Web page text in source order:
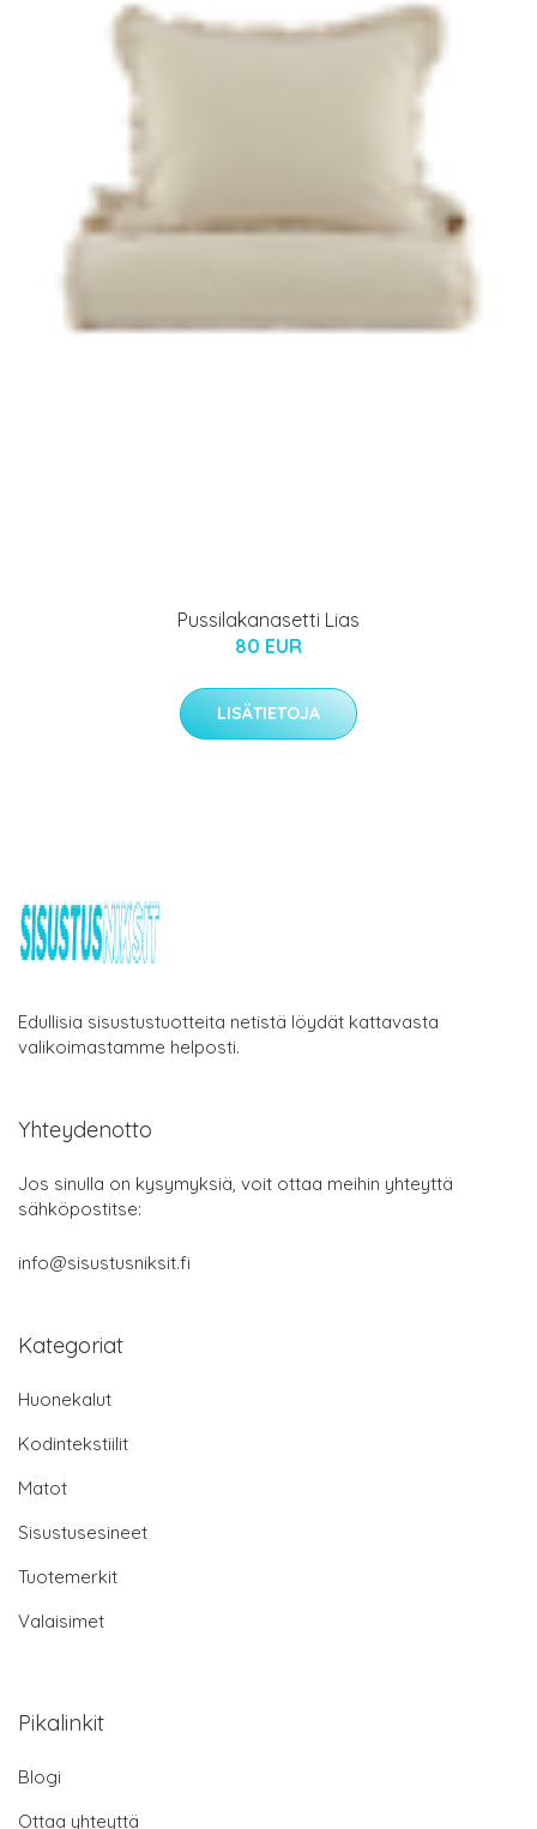
Pussilakanasetti Lias
80 EUR
LISÄTIETOJA
Edullisia sisustustuotteita netistä löydät kattavasta
valikoimastamme helposti.
Yhteydenotto
Jos sinulla on kysymyksiä, voit ottaa meihin yhteyttä
sähköpostitse:
info@sisustusniksit.fi
Kategoriat
Huonekalut
Kodintekstiilit
Matot
Sisustusesineet
Tuotemerkit
Valaisimet
Pikalinkit
Blogi
Ottaa yhteyttä